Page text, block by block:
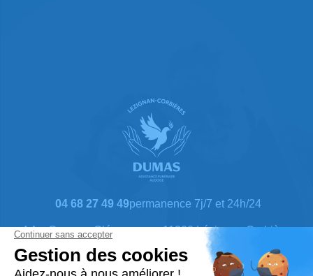
04 68 27 49 49permanence 7j/7 et 24h/24
4 Av. Georges Clémenceau, 11200 Lézignan-Corbières